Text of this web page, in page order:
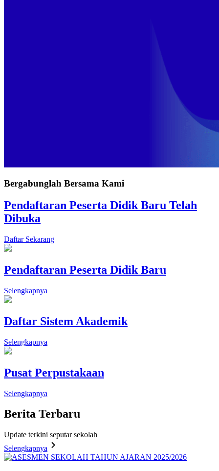
Bergabunglah Bersama Kami
Pendaftaran Peserta Didik Baru Telah
Dibuka
Daftar Sekarang
Pendaftaran Peserta Didik Baru
Selengkapnya
Daftar Sistem Akademik
Selengkapnya
Pusat Perpustakaan
Selengkapnya
Berita Terbaru
Update terkini seputar sekolah
Selengkapnya